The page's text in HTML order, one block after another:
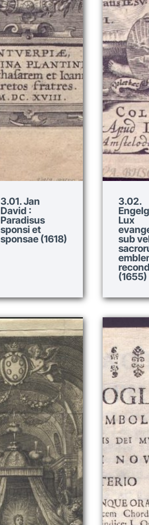
3.01. Jan
David :
Paradisus
sponsi et
sponsae (1618)
3.02.
Lux
sub
(1655)